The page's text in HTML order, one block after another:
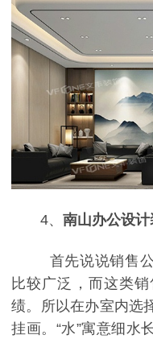
4、南山办公设
首先说说销售
比较广泛，而这类
绩。所以在办室内选
挂画。“水”寓意细水